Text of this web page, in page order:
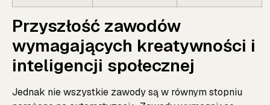
Przyszłość zawodów
wymagających kreatywności i
inteligencji społecznej
Jednak nie wszystkie zawody są w równym stopniu